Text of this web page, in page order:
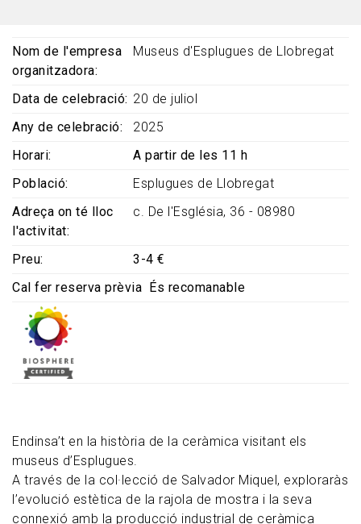
Endinsa’t en la història de la ceràmica visitant els
museus d’Esplugues.
A través de la col·lecció de Salvador Miquel, exploraràs
l’evolució estètica de la rajola de mostra i la seva
connexió amb la producció industrial de ceràmica
Nom de l'empresa
organitzadora
Museus d'Esplugues de Llobregat
Data de celebració 20 de juliol
Any de celebració
2025
Horari
A partir de les 11 h
Població
Esplugues de Llobregat
Adreça on té lloc
l'activitat
c. De l'Església, 36 - 08980
Preu
3-4 €
Cal fer reserva prèvia
És recomanable